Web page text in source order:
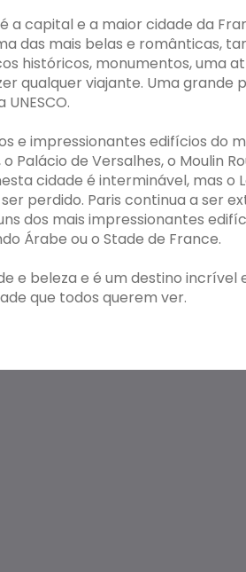
a capital e a maior cidade da
das mais belas e românticas,
históricos, monumentos, uma
qualquer viajante. Uma grande
e impressionantes edifícios do
Palácio de Versalhes, o Moulin
cidade é interminável, mas o
perdido. Paris continua a ser
dos mais impressionantes
Árabe ou o Stade de France.
e beleza e é um destino incrível
que todos querem ver.